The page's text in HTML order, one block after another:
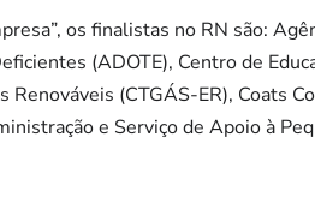
os finalistas no RN são:
(ADOTE), Centro de
Renováveis (CTGÁS-ER), Coats
e Serviço de Apoio à